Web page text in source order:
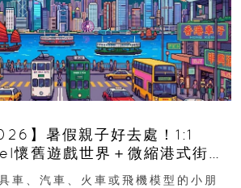
】暑假親子好去處！1:1
懷舊遊戲世界＋微縮港式街景
家庭必去！
車、汽車、火車或飛機模型的小朋